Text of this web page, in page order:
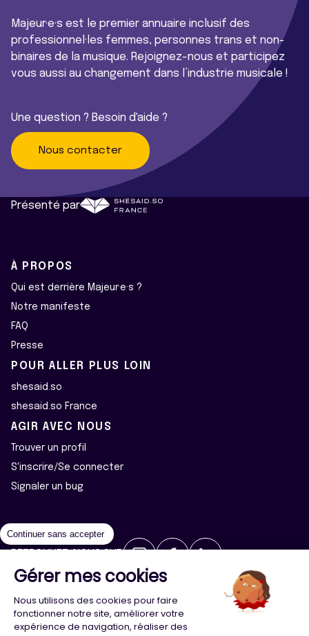
Majeur·e·s est le premier annuaire inclusif des
professionnel·les femmes, personnes trans et non-
binaires de la musique. Rejoignez-nous et participez
vous aussi au changement dans l’industrie musicale !
Une question ? Besoin d'aide ?
Nous contacter
Présenté par
À PROPOS
Qui est derrière Majeur·e·s ?
Notre manifeste
FAQ
Presse
POUR ALLER PLUS LOIN
shesaid.so
shesaid.so France
AGIR AVEC NOUS
Trouver un profil
S'inscrire/Se connecter
Signaler un bug
2026 ©Majeur·e·s - Tous droits réservés
Politique de confidentialité
Cookies
Continuer sans accepter
Gérer mes cookies
Nous utilisons des cookies pour faire
fonctionner notre site, améliorer votre
expérience de navigation, réaliser des